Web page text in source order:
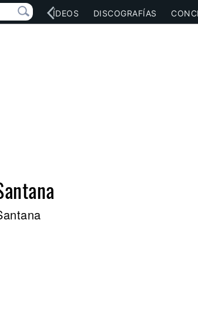
MÚSICA VÍDEOS DISCOGRAFÍAS